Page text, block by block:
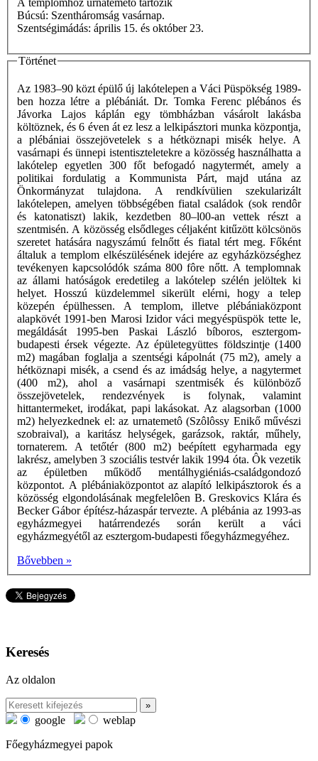
Búcsú: Szentháromság vasárnap.
Szentségimádás: április 15. és október 23.
Történet
Az 1983–90 közt épülő új lakótelepen a Váci Püspökség 1989-
ben hozza létre a plébániát. Dr. Tomka Ferenc plébános és
Jávorka Lajos káplán egy tömbházban vásárolt lakásba
költöznek, és 6 éven át ez lesz a lelkipásztori munka központja,
a plébániai összejövetelek s a hétköznapi misék helye. A
vasárnapi és ünnepi istentiszteletekre a közösség használhatta a
lakótelep egyetlen 300 főt befogadó nagytermét, amely a
politikai fordulatig a Kommunista Párt, majd utána az
Önkormányzat tulajdona. A rendkívülien szekularizált
lakótelepen, amelyen többségében fiatal családok (sok rendôr
és katonatiszt) lakik, kezdetben 80–l00-an vettek részt a
szentmisén. A közösség elsődleges céljaként kitűzött kölcsönös
szeretet hatására nagyszámú felnőtt és fiatal tért meg. Főként
általuk a templom elkészülésének idejére az egyházközséghez
tevékenyen kapcsolódók száma 800 fôre nőtt. A templomnak
az állami hatóságok eredetileg a lakótelep szélén jelöltek ki
helyet. Hosszú küzdelemmel sikerült elérni, hogy a telep
közepén épülhessen. A templom, illetve plébániaközpont
alapkövét 1991-ben Marosi Izidor váci megyéspüspök tette le,
megáldását 1995-ben Paskai László bíboros, esztergom-
budapesti érsek végezte. Az épületegyüttes földszintje (1400
m2) magában foglalja a szentségi kápolnát (75 m2), amely a
hétköznapi misék, a csend és az imádság helye, a nagytermet
(400 m2), ahol a vasárnapi szentmisék és különböző
összejövetelek, rendezvények is folynak, valamint
hittantermeket, irodákat, papi lakásokat. Az alagsorban (1000
m2) helyezkednek el: az urnatemetô (Szôlôssy Enikő művészi
szobraival), a karitász helységek, garázsok, raktár, műhely,
tornaterem. A tetőtér (800 m2) beépített egyharmada egy
lakrész, amelyben 3 szociális testvér lakik 1994 óta. Ôk vezetik
az épületben működő mentálhygiéniás-családgondozó
központot. A plébániaközpontot az alapító lelkipásztorok és a
közösség elgondolásának megfelelôen B. Greskovics Klára és
Becker Gábor építész-házaspár tervezte. A plébánia az 1993-as
egyházmegyei határrendezés során került a váci
egyházmegyétől az esztergom-budapesti főegyházmegyéhez.
Bővebben »
Keresés
Az oldalon
google
weblap
Főegyházmegyei papok